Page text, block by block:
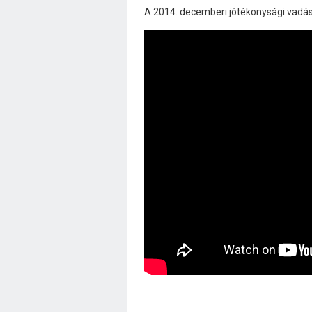
A 2014. decemberi jótékonysági